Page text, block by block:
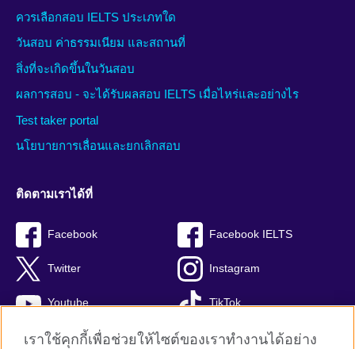
ควรเลือกสอบ IELTS ประเภทใด
วันสอบ ค่าธรรมเนียม และสถานที่
สิ่งที่จะเกิดขึ้นในวันสอบ
ผลการสอบ - จะได้รับผลสอบ IELTS เมื่อไหร่และอย่างไร
Test taker portal
นโยบายการเลื่อนและยกเลิกสอบ
ติดตามเราได้ที่
Facebook Facebook IELTS
Twitter Instagram
Youtube TikTok
เราใช้คุกกี้เพื่อช่วยให้ไซต์ของเราทำงานได้อย่าง